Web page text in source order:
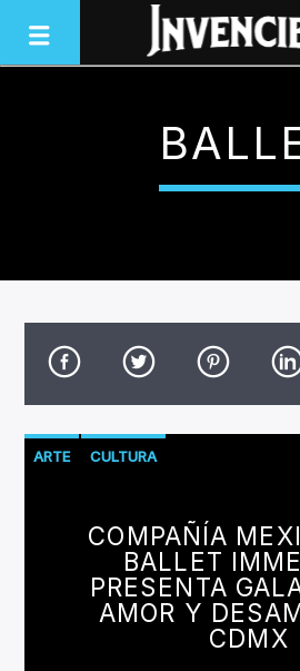
INVENCIBLE
JUNTOS SOMOS
TÍTULO
ARTE CULTURA
COMPAÑÍA
BALLET
PRESENTA
AMOR Y
CDMX